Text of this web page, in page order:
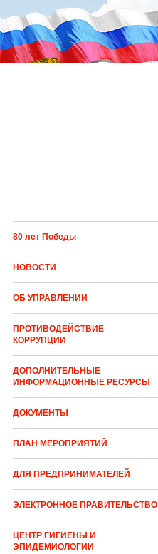
Перейти к основному содержанию
80 лет Победы
НОВОСТИ
ОБ УПРАВЛЕНИИ
ПРОТИВОДЕЙСТВИЕ
КОРРУПЦИИ
ДОПОЛНИТЕЛЬНЫЕ
ИНФОРМАЦИОННЫЕ РЕСУРСЫ
ДОКУМЕНТЫ
ПЛАН МЕРОПРИЯТИЙ
ДЛЯ ПРЕДПРИНИМАТЕЛЕЙ
ЭЛЕКТРОННОЕ ПРАВИТЕЛЬСТВО
ЦЕНТР ГИГИЕНЫ И
ЭПИДЕМИОЛОГИИ